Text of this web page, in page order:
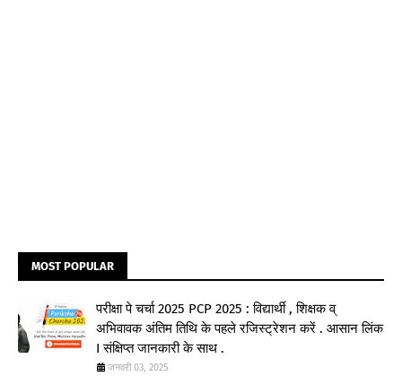
MOST POPULAR
परीक्षा पे चर्चा 2025 PCP 2025 : विद्यार्थी , शिक्षक व्
अभिवावक अंतिम तिथि के पहले रजिस्ट्रेशन करें . आसान लिंक
I संक्षिप्त जानकारी के साथ .
जनवरी 03, 2025